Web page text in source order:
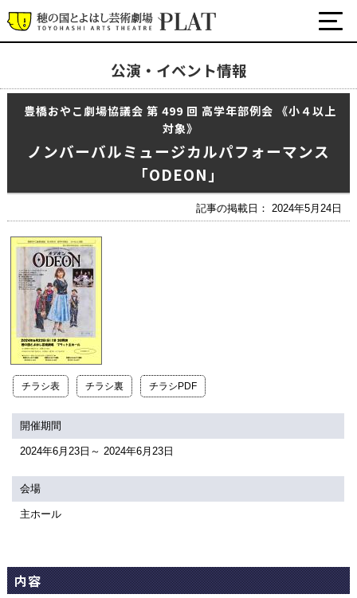
アクセシビリティ/
サービス
会員制度のご案内
座席表
プラットニュース 出版物・映像
サイトマップ トップに戻る
公演・イベント情報
豊橋おやこ劇場協議会 第 499 回 高学年部例会 《小４以上
対象》
ノンバーバルミュージカルパフォーマンス
「ODEON」
記事の掲載日： 2024年5月24日
チラシ表 チラシ裏 チラシPDF
開催期間
2024年6月23日～ 2024年6月23日
会場
主ホール
内容
最新の公演・イベント情報
演劇・ダンス・音楽など
ワークショップ・講座
プラットについて
チケット・座席表・鑑賞サポートなど
施設の利用について
サポート
関連団体・施設